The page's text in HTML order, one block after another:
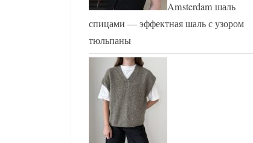
Amsterdam шаль
спицами — эффектная шаль с узором
тюльпаны